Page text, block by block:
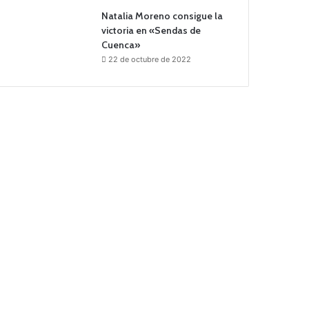
Natalia Moreno consigue la
victoria en «Sendas de
Cuenca»
22 de octubre de 2022